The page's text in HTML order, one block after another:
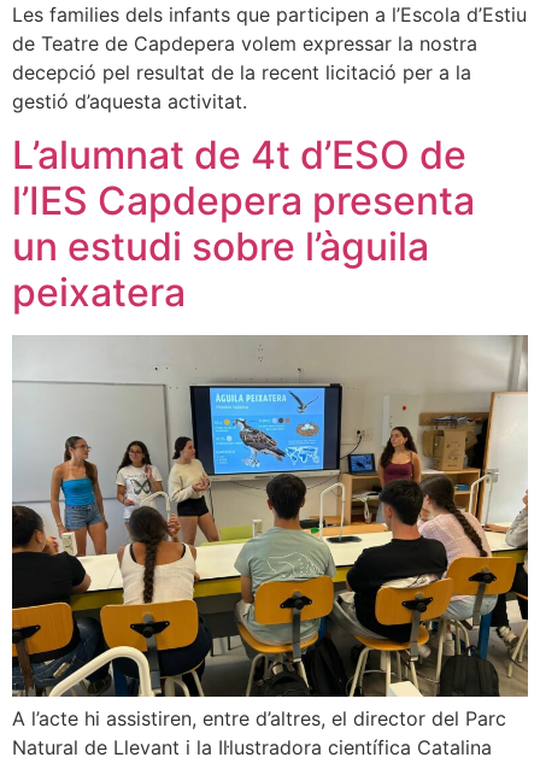
Les families dels infants que participen a l’Escola d’Estiu
de Teatre de Capdepera volem expressar la nostra
decepció pel resultat de la recent licitació per a la
gestió d’aquesta activitat.
L’alumnat de 4t d’ESO de
l’IES Capdepera presenta
un estudi sobre l’àguila
peixatera
A l’acte hi assistiren, entre d’altres, el director del Parc
Natural de Llevant i la Il·lustradora científica Catalina